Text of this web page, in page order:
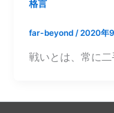
格言
far-beyond /2020年
戦いとは、常に